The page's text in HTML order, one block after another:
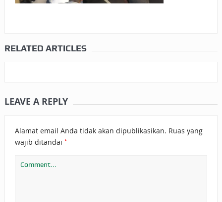
RELATED ARTICLES
LEAVE A REPLY
Alamat email Anda tidak akan dipublikasikan. Ruas yang
wajib ditandai *